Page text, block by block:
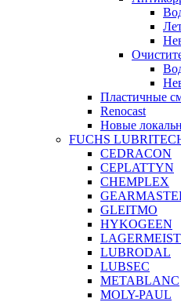
Пластичные
Renocast
Новые
FUCHS
CEDRACON
CEPLATTYN
CHEMPLEX
GLEITMO
HYKOGEEN
LUBRODAL
LUBSEC
METABLANC
MOLY-PAUL